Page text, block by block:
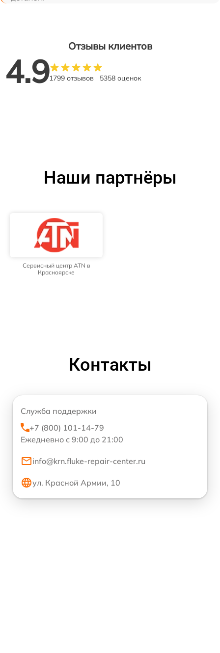
Отзывы клиентов
4.91799 отзывов 5358 оценок
Наши партнёры
Сервисный центр ATN в
Красноярске
Контакты
Служба поддержки
+7 (800) 101-14-79
Ежедневно с 9:00 до 21:00
info@krn.fluke-repair-center.ru
ул. Красной Армии, 10